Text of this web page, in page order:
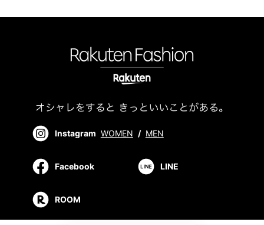
Instagram WOMEN / MEN
Facebook LINE
ROOM